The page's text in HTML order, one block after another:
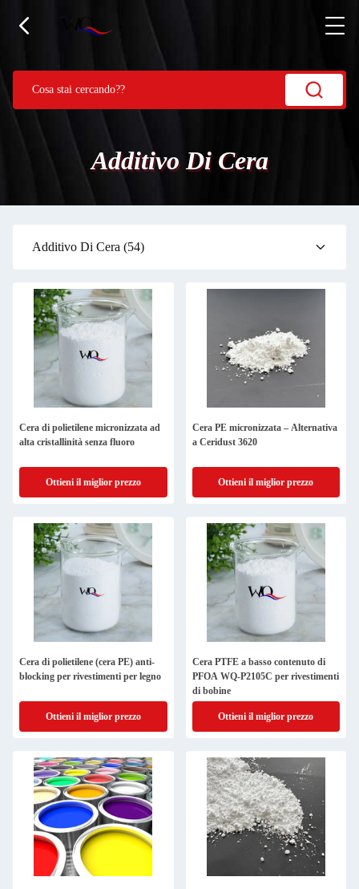
Additivo Di Cera
Additivo Di Cera (54)
Cera di polietilene micronizzata ad
alta cristallinità senza fluoro
Ottieni il miglior prezzo
Cera PE micronizzata – Alternativa
a Ceridust 3620
Ottieni il miglior prezzo
Cera di polietilene (cera PE) anti-
blocking per rivestimenti per legno
Ottieni il miglior prezzo
Cera PTFE a basso contenuto di
PFOA WQ-P2105C per rivestimenti
di bobine
Ottieni il miglior prezzo